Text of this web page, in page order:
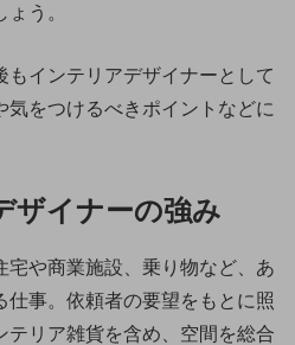
う。
インテリアデザイナーとして
をつけるべきポイントなどに
ザイナーの強み
宅や商業施設、乗り物など、あ
仕事。依頼者の要望をもとに照
テリア雑貨を含め、空間を総合